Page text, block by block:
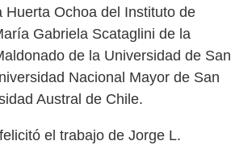
Ochoa del Instituto de
Gabriela Scataglini de la
de la Universidad de San
Nacional Mayor de San
Austral de Chile.
el trabajo de Jorge L.